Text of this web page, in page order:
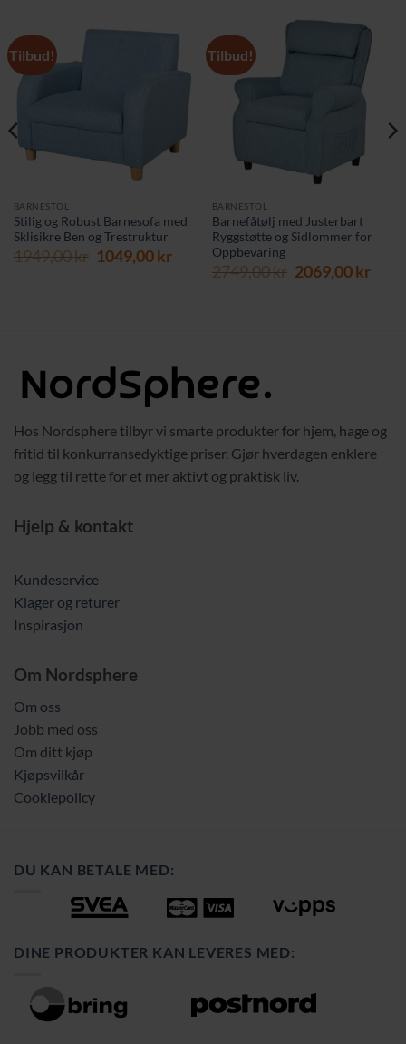
Tilbud!
BARNESTOL
Stilig og Robust Barnesofa med
Sklisikre Ben og Trestruktur
1949,00kr Opprinnelig
1049,00krNåværende
Tilbud!
BARNESTOL
Barnefåtølj med Justerbart
Ryggstøtte og Sidlommer for
Oppbevaring
2749,00kr Opprinnelig
2069,00kr
Hos Nordsphere tilbyr vi smarte produkter for hjem, hage og
fritid til konkurransedyktige priser. Gjør hverdagen enklere
og legg til rette for et mer aktivt og praktisk liv.
Hjelp & kontakt
Kundeservice
Klager og returer
Inspirasjon
Om Nordsphere
Om oss
Jobb med oss
Om ditt kjøp
Kjøpsvilkår
Cookiepolicy
DU KAN BETALE MED:
DINE PRODUKTER KAN LEVERES MED: